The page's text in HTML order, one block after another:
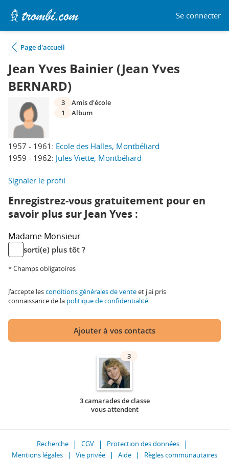
Se connecter
Page d'accueil
Jean Yves Bainier (Jean Yves
BERNARD)
1957 - 1961: Ecole des Halles, Montbéliard
1959 - 1962: Jules Viette, Montbéliard
3
Amis d'école
1
Album
Signaler le profil
Enregistrez-vous gratuitement pour en
savoir plus sur Jean Yves :
Madame Monsieur
sorti(e) plus tôt ?
* Champs obligatoires
J'accepte lesconditions générales de venteet j'ai pris
connaissance de la politique de confidentialité.
Ajouter à vos contacts
3
3 camarades de classe
vous attendent
Recherche CGV
Protection des données
Mentions légales
Vie privée Aide Règles communautaires